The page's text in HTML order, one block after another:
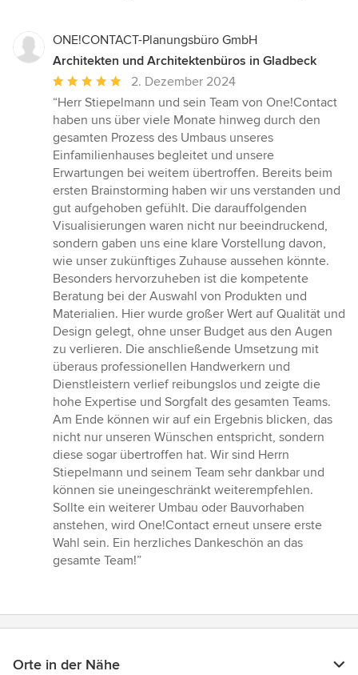
ONE!CONTACT-Planungsbüro GmbH
Architekten und Architektenbüros in Gladbeck
Durchschnittliche
Bewertung:
5
von
5
Sternen
2. Dezember 2024
“Herr Stiepelmann und sein Team von One!Contact
haben uns über viele Monate hinweg durch den
gesamten Prozess des Umbaus unseres
Einfamilienhauses begleitet und unsere
Erwartungen bei weitem übertroffen. Bereits beim
ersten Brainstorming haben wir uns verstanden und
gut aufgehoben gefühlt. Die darauffolgenden
Visualisierungen waren nicht nur beeindruckend,
sondern gaben uns eine klare Vorstellung davon,
wie unser zukünftiges Zuhause aussehen könnte.
Besonders hervorzuheben ist die kompetente
Beratung bei der Auswahl von Produkten und
Materialien. Hier wurde großer Wert auf Qualität und
Design gelegt, ohne unser Budget aus den Augen
zu verlieren. Die anschließende Umsetzung mit
überaus professionellen Handwerkern und
Dienstleistern verlief reibungslos und zeigte die
hohe Expertise und Sorgfalt des gesamten Teams.
Am Ende können wir auf ein Ergebnis blicken, das
nicht nur unseren Wünschen entspricht, sondern
diese sogar übertroffen hat. Wir sind Herrn
Stiepelmann und seinem Team sehr dankbar und
können sie uneingeschränkt weiterempfehlen.
Sollte ein weiterer Umbau oder Bauvorhaben
anstehen, wird One!Contact erneut unsere erste
Wahl sein. Ein herzliches Dankeschön an das
gesamte Team!”
Orte in der Nähe